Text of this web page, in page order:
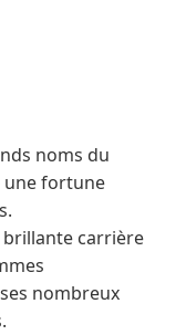
noms du
une fortune
brillante carrière
nombreux